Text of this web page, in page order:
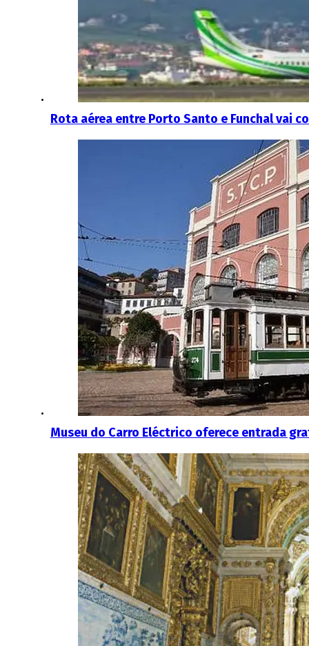
Rota aérea entre Porto Santo e Funchal vai
Museu do Carro Eléctrico oferece entrada